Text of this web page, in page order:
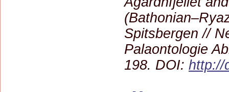
Spitsbergen //
Palaontologie
198. DOI: http://